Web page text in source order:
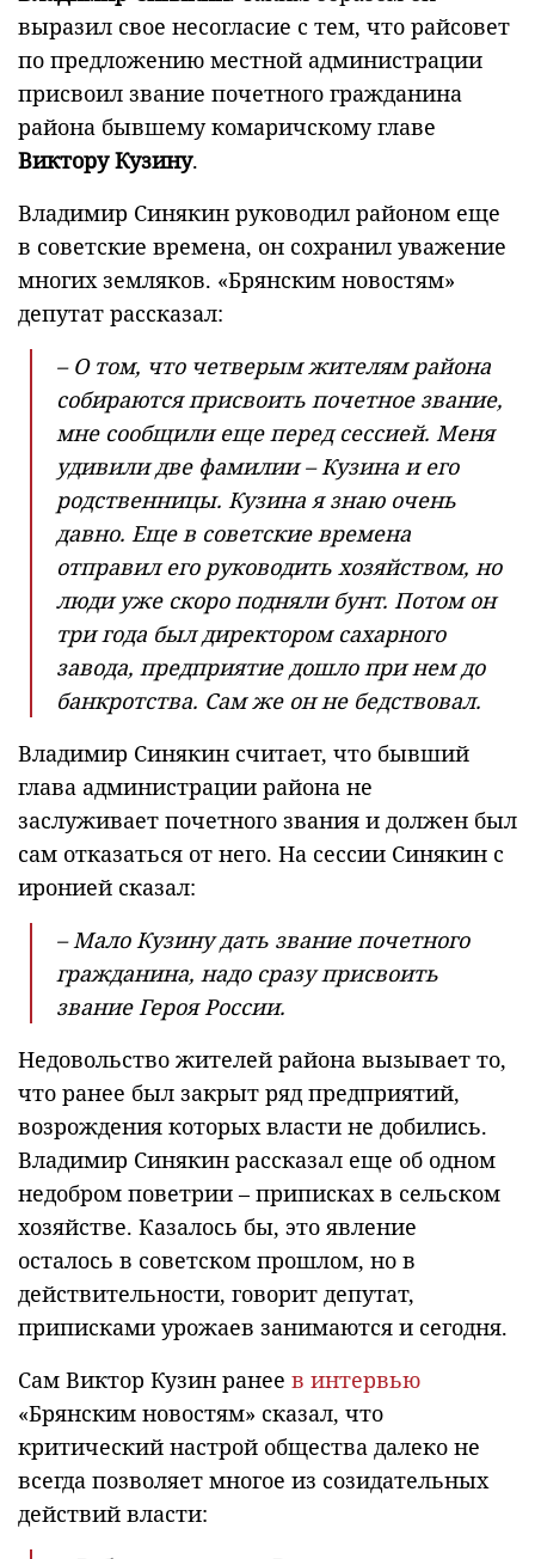
выразил свое несогласие с тем, что райсовет
по предложению местной администрации
присвоил звание почетного гражданина
района бывшему комаричскому главе
Виктору Кузину.
Владимир Синякин руководил районом еще
в советские времена, он сохранил уважение
многих земляков. «Брянским новостям»
депутат рассказал:
– О том, что четверым жителям района
собираются присвоить почетное звание,
мне сообщили еще перед сессией. Меня
удивили две фамилии – Кузина и его
родственницы. Кузина я знаю очень
давно. Еще в советские времена
отправил его руководить хозяйством, но
люди уже скоро подняли бунт. Потом он
три года был директором сахарного
завода, предприятие дошло при нем до
банкротства. Сам же он не бедствовал.
Владимир Синякин считает, что бывший
глава администрации района не
заслуживает почетного звания и должен был
сам отказаться от него. На сессии Синякин с
иронией сказал:
– Мало Кузину дать звание почетного
гражданина, надо сразу присвоить
звание Героя России.
Недовольство жителей района вызывает то,
что ранее был закрыт ряд предприятий,
возрождения которых власти не добились.
Владимир Синякин рассказал еще об одном
недобром поветрии – приписках в сельском
хозяйстве. Казалось бы, это явление
осталось в советском прошлом, но в
действительности, говорит депутат,
приписками урожаев занимаются и сегодня.
Сам Виктор Кузин ранее в интервью
«Брянским новостям» сказал, что
критический настрой общества далеко не
всегда позволяет многое из созидательных
действий власти: